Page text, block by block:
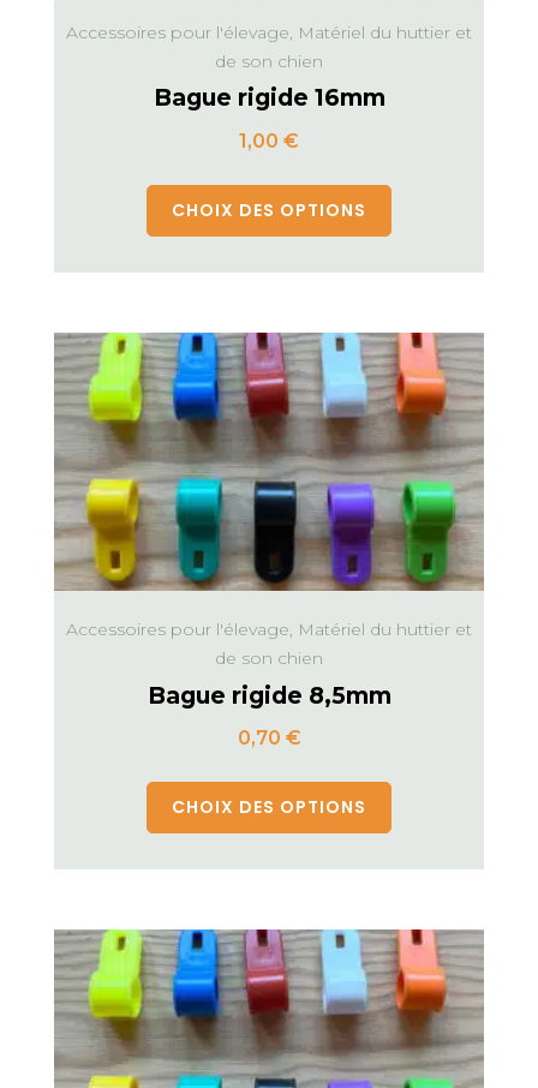
Accessoires pour l'élevage, Matériel du huttier et
de son chien
Bague rigide 16mm
1,00 €
CHOIX DES OPTIONS
Accessoires pour l'élevage, Matériel du huttier et
de son chien
Bague rigide 8,5mm
0,70 €
CHOIX DES OPTIONS